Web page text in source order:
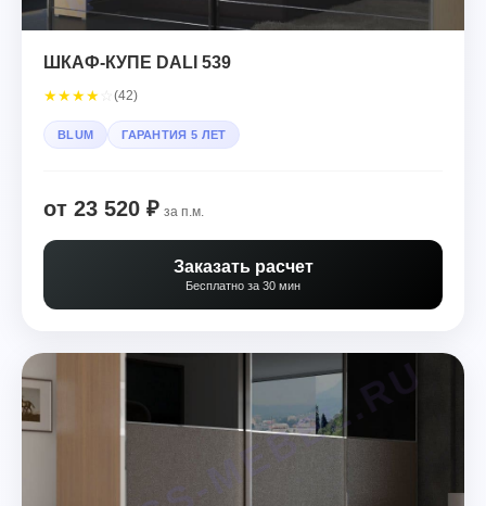
ШКАФ-КУПЕ DALI 539
★★★★ (42)
BLUM ГАРАНТИЯ 5 ЛЕТ
от 23 520 ₽ за п.м.
Заказать расчет
Бесплатно за 30 мин